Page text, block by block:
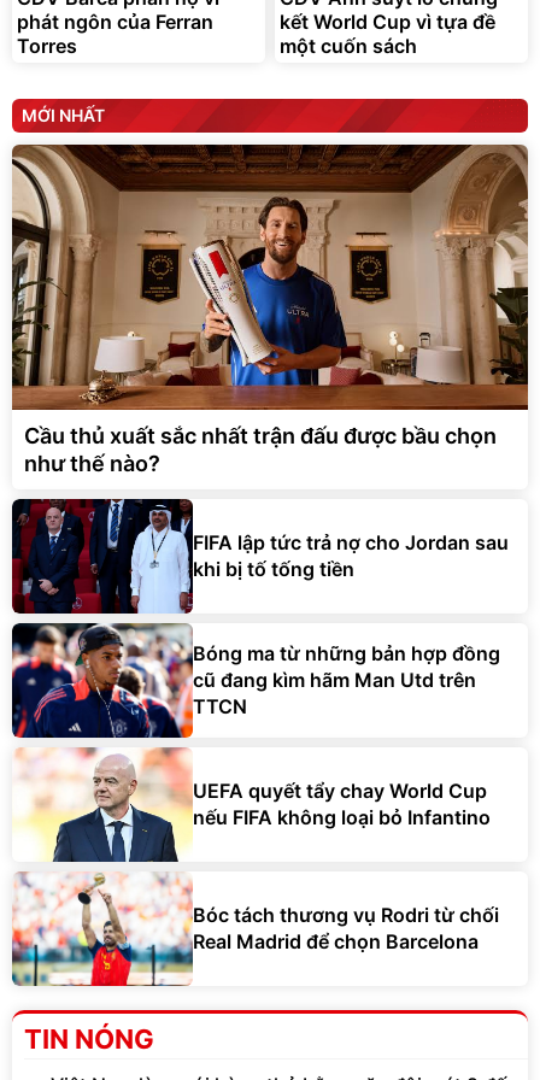
phát ngôn của Ferran
Torres
kết World Cup vì tựa đề
một cuốn sách
MỚI NHẤT
Cầu thủ xuất sắc nhất trận đấu được bầu chọn
như thế nào?
FIFA lập tức trả nợ cho Jordan sau
khi bị tố tống tiền
Bóng ma từ những bản hợp đồng
cũ đang kìm hãm Man Utd trên
TTCN
UEFA quyết tẩy chay World Cup
nếu FIFA không loại bỏ Infantino
Bóc tách thương vụ Rodri từ chối
Real Madrid để chọn Barcelona
TIN NÓNG